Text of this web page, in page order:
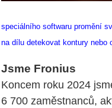
speciálního softwaru promění
na dílu detekovat kontury nebo
Jsme Fronius
Koncem roku 2024
6 700 zaměstnanců,